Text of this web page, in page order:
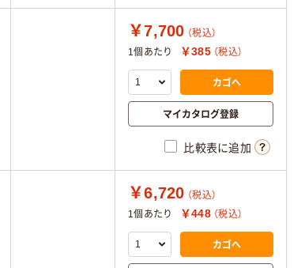
￥7,700 （税込）
1個あたり
￥385 （税込）
カゴへ
マイカタログ登録
比較表に追加
￥6,720 （税込）
1個あたり
￥448 （税込）
カゴへ